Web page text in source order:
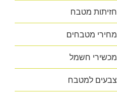
חזיתות מטבח
מחירי מטבחים
מכשירי חשמל
צבעים למטבח